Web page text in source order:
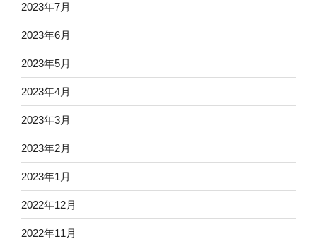
2023年7月
2023年6月
2023年5月
2023年4月
2023年3月
2023年2月
2023年1月
2022年12月
2022年11月